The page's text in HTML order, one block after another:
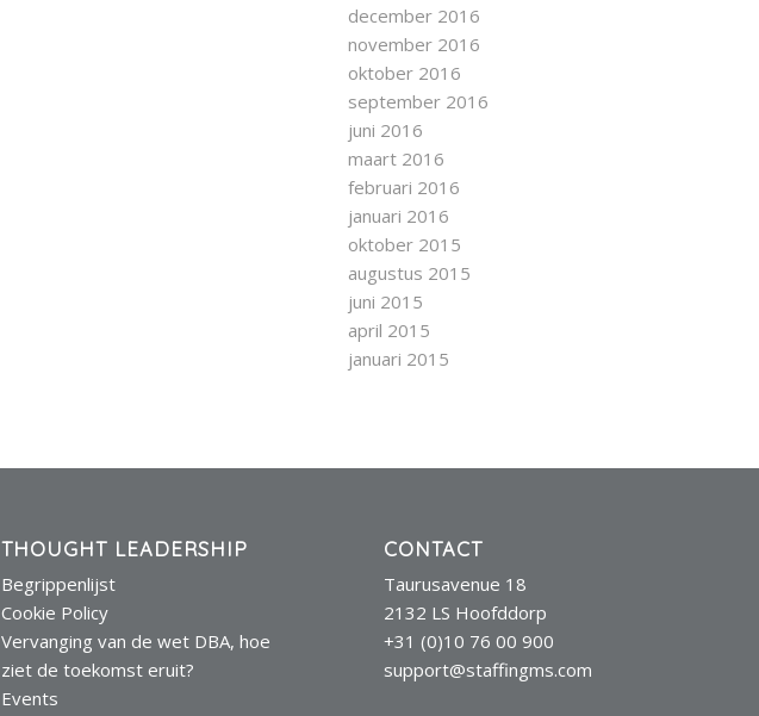
december 2016
november 2016
oktober 2016
september 2016
juni 2016
maart 2016
februari 2016
januari 2016
oktober 2015
augustus 2015
juni 2015
april 2015
januari 2015
THOUGHT LEADERSHIP
Begrippenlijst
Cookie Policy
Vervanging van de wet DBA, hoe
ziet de toekomst eruit?
Events
CONTACT
Taurusavenue 18
2132 LS Hoofddorp
+31 (0)10 76 00 900
support@staffingms.com